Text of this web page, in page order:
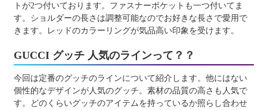
トが2つ付いております。ファスナーポケットも一つ付いてま
す。ショルダーの長さは調整可能なのでお好きな長さで愛用で
きます。レッドのカラーリングが気品高い印象を受けます。
GUCCI グッチ 人気のラインって？？
今回は定番のグッチのラインについて紹介します。他にはない
個性的なデザインが人気のグッチ。素材の品質の高さも人気で
す。どのくらいグッチのアイテムを持っているか照らし合わせ